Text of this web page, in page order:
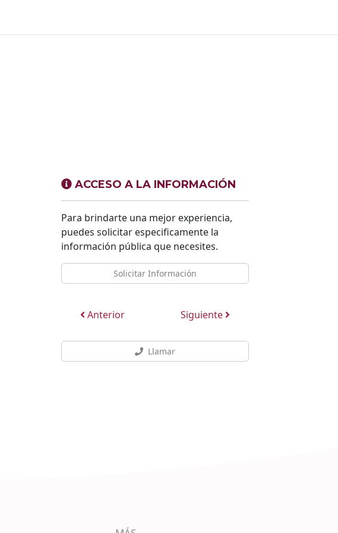
ACCESO A LA INFORMACIÓN
Para brindarte una mejor experiencia,
puedes solicitar especificamente la
información pública que necesites.
Solicitar Información
Anterior Siguiente
Llamar